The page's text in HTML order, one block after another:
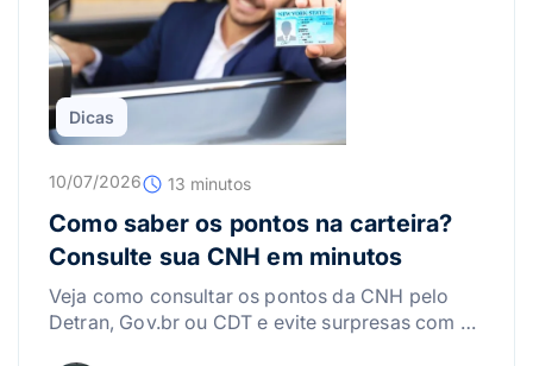
Dicas
10/07/2026 13 minutos
Como saber os pontos na carteira?
Consulte sua CNH em minutos
Veja como consultar os pontos da CNH pelo
Detran, Gov.br ou CDT e evite surpresas com a